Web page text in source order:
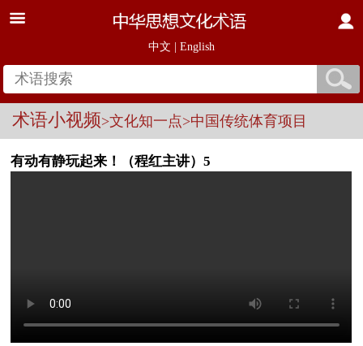
中文 English
术语小视频>文化知一点>中国传统体育项目
有动有静玩起来！（程红主讲）5